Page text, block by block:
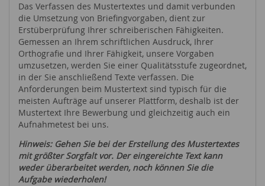
Das Verfassen des Mustertextes und damit verbunden
die Umsetzung von Briefingvorgaben, dient zur
Erstüberprüfung Ihrer schreiberischen Fähigkeiten.
Gemessen an Ihrem schriftlichen Ausdruck, Ihrer
Orthografie und Ihrer Fähigkeit, unsere Vorgaben
umzusetzen, werden Sie einer Qualitätsstufe zugeordnet,
in der Sie anschließend Texte verfassen. Die
Anforderungen beim Mustertext sind typisch für die
meisten Aufträge auf unserer Plattform, deshalb ist der
Mustertext Ihre Bewerbung und gleichzeitig auch ein
Aufnahmetest bei uns.
Hinweis: Gehen Sie bei der Erstellung des Mustertextes
mit größter Sorgfalt vor. Der eingereichte Text kann
weder überarbeitet werden, noch können Sie die
Aufgabe wiederholen!